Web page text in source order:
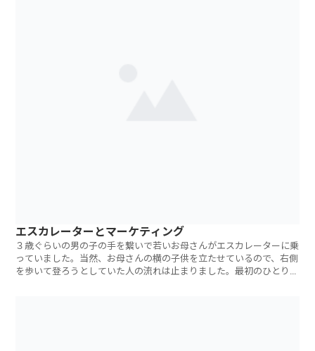
エスカレーターとマーケティング
３歳ぐらいの男の子の手を繋いで若いお母さんがエスカレーターに乗
っていました。当然、お母さんの横の子供を立たせているので、右側
を歩いて登ろうとしていた人の流れは止まりました。最初のひとりは